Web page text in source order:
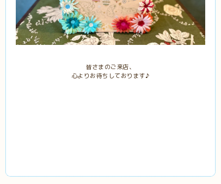
皆さまのご来店、
心よりお待ちしております♪